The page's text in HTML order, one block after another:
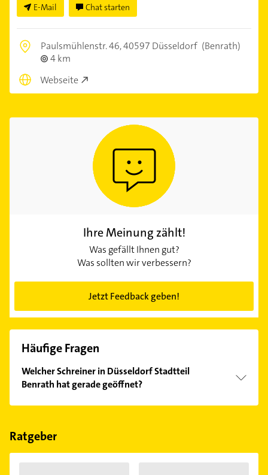
E-Mail Chat starten
Paulsmühlenstr. 46,40597 Düsseldorf (Benrath)
4 km
Webseite
Ihre Meinung zählt!
Was gefällt Ihnen gut?
Was sollten wir verbessern?
Jetzt Feedback geben!
Häufige Fragen
Welcher Schreiner in Düsseldorf Stadtteil
Benrath hat gerade geöffnet?
Im Anbieter-Bereich finden Sie alleÖffnungszeiten.
Feiertagen abweichen können.
Ratgeber